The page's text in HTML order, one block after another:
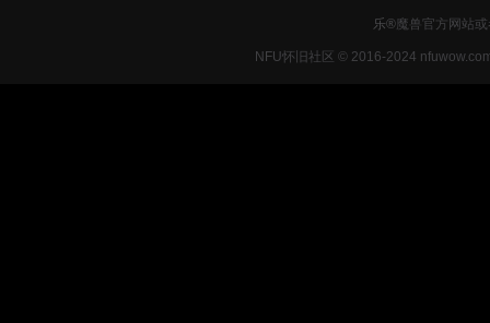
乐®魔兽官方网站
NFU怀旧社区 © 2016-2024